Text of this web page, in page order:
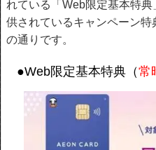
れている「Web限定基本特
供されているキャンペーン
の通りです。
●Web限定基本特典（常